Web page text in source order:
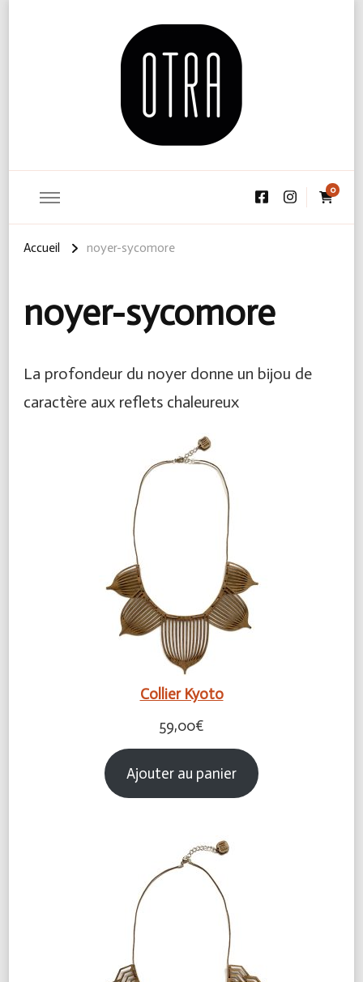
0
Accueil noyer-sycomore
noyer-sycomore
La profondeur du noyer donne un bijou de
caractère aux reflets chaleureux
Collier Kyoto
59,00€
Ajouter au panier